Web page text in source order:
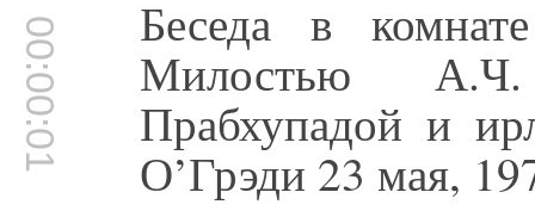
00:00:01 Беседа в
Милостью А.Ч.
Прабхупадой и
О’Грэди 23 мая,